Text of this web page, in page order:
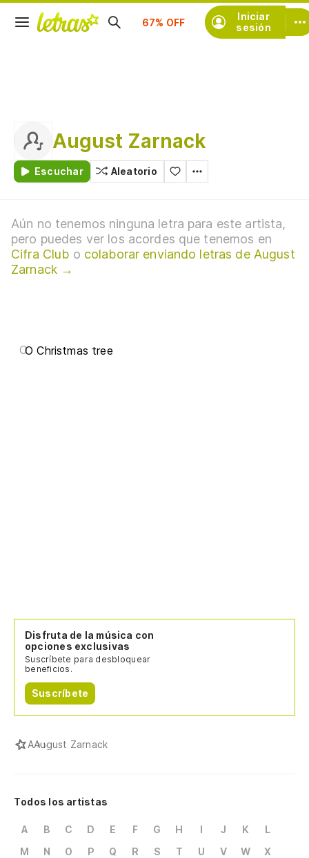
Iniciar
sesión
Suscríbete
August Zarnack
Escuchar Aleatorio
Aún no tenemos ninguna letra para este artista,
pero puedes ver los acordes que tenemos en
Cifra Club o colaborar enviando letras de August
Zarnack →
OO Christmas tree
Disfruta de la música con
opciones exclusivas
Suscríbete para desbloquear
beneficios.
Suscríbete
AAugust Zarnack
Todos los artistas
A B C D E F G H I J K
L
M
N O P Q R S T U V W
X